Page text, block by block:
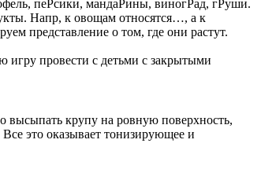
пеРсики, мандаРины, виногРад, гРуши.
Напр, к овощам относятся…, а к
представление о том, где они растут.
Учить обобщать.
провести с детьми с закрытыми
высыпать крупу на ровную поверхность,
Все это оказывает тонизирующее и